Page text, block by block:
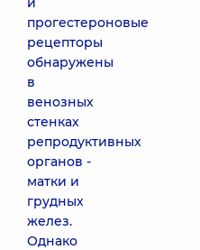
прогестероновые
рецепторы
обнаружены
в
венозных
стенках
репродуктивных
органов -
матки и
грудных
желез.
Однако